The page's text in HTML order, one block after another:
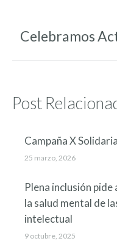
Celebramos
Post
Campaña X
25 marzo, 2026
Plena inclusión
la salud mental de
intelectual
9 octubre, 2025